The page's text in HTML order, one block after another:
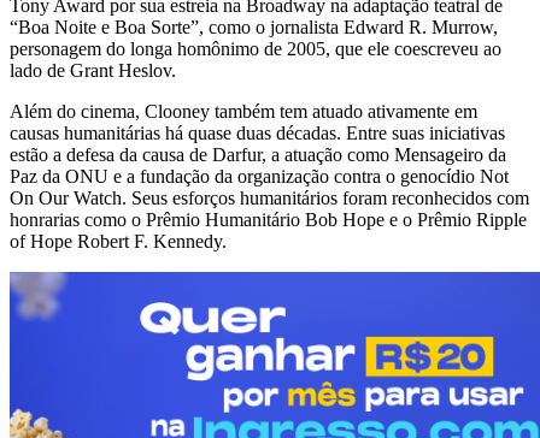
Tony Award por sua estreia na Broadway na adaptação teatral de
“Boa Noite e Boa Sorte”, como o jornalista Edward R. Murrow,
personagem do longa homônimo de 2005, que ele coescreveu ao
lado de Grant Heslov.
Além do cinema, Clooney também tem atuado ativamente em
causas humanitárias há quase duas décadas. Entre suas iniciativas
estão a defesa da causa de Darfur, a atuação como Mensageiro da
Paz da ONU e a fundação da organização contra o genocídio Not
On Our Watch. Seus esforços humanitários foram reconhecidos com
honrarias como o Prêmio Humanitário Bob Hope e o Prêmio Ripple
of Hope Robert F. Kennedy.